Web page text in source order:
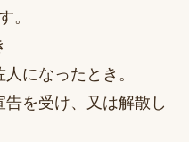
。
になったとき。
を受け、又は解散し